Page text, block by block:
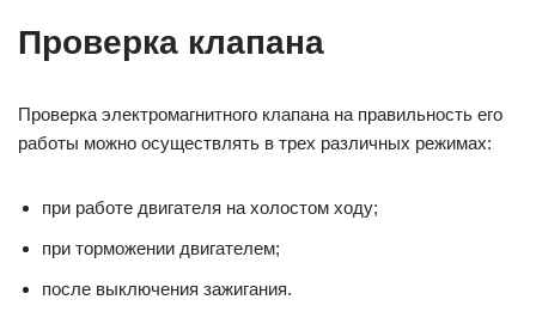
Проверка клапана
Проверка электромагнитного клапана на правильность его
работы можно осуществлять в трех различных режимах:
при работе двигателя на холостом ходу;
при торможении двигателем;
после выключения зажигания.